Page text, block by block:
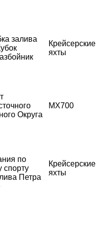
залива
Крейсерские
яхты
Округа
MX700
по
спорту
Петра
Крейсерские
яхты